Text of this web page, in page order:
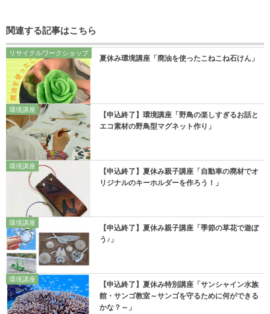
関連する記事はこちら
リサイクルワークショップ
夏休み環境講座「廃油を使ったこねこね石けん」
環境講座
【申込終了】環境講座「野鳥の楽しすぎるお話と
エコ素材の野鳥型マグネット作り」
環境講座
【申込終了】夏休み親子講座「自動車の廃材でオ
リジナルのキーホルダーを作ろう！」
環境講座
【申込終了】夏休み親子講座「季節の草花で遊ぼ
う♪」
環境講座
【申込終了】夏休み特別講座「サンシャイン水族
館・サンゴ教室～サンゴを守るために何ができる
かな？～」